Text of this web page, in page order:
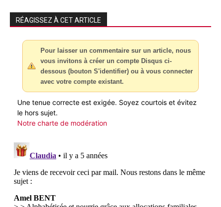
RÉAGISSEZ À CET ARTICLE
Pour laisser un commentaire sur un article, nous
vous invitons à créer un compte Disqus ci-
dessous (bouton S'identifier) ou à vous connecter
avec votre compte existant.
Une tenue correcte est exigée. Soyez courtois et évitez
le hors sujet.
Notre charte de modération